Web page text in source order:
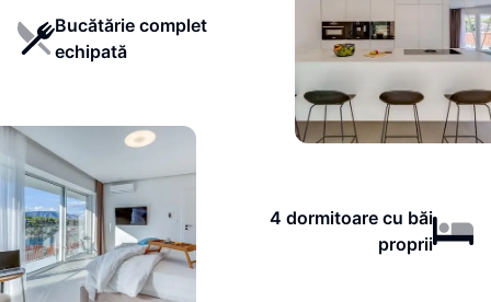
Bucătărie complet
echipată
4 dormitoare cu băi
proprii